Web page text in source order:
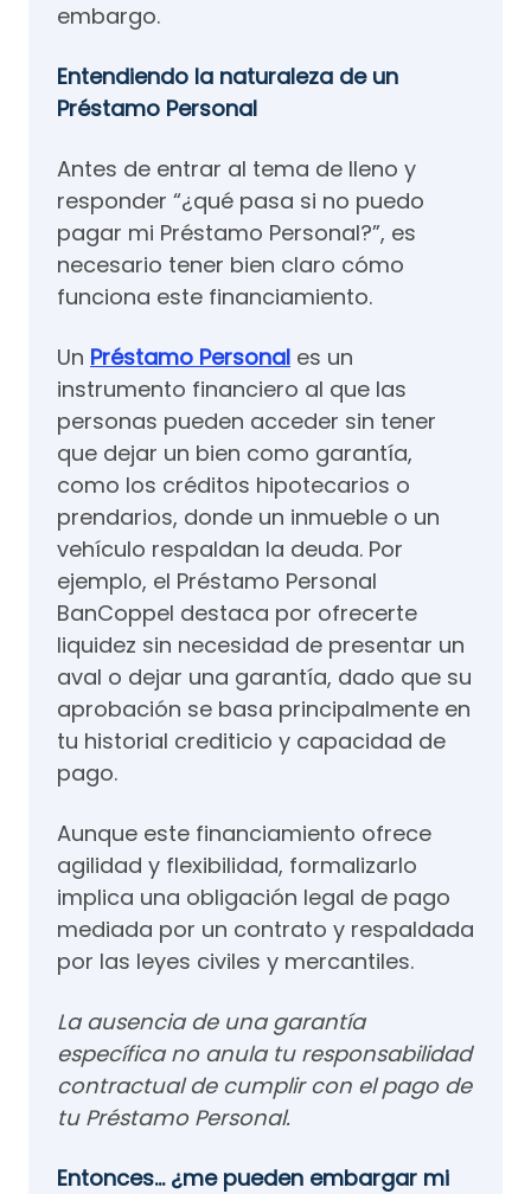
embargo.
Entendiendo la naturaleza de un
Préstamo Personal
Antes de entrar al tema de lleno y
responder “¿qué pasa si no puedo
pagar mi Préstamo Personal?”, es
necesario tener bien claro cómo
funciona este financiamiento.
Un Préstamo Personal es un
instrumento financiero al que las
personas pueden acceder sin tener
que dejar un bien como garantía,
como los créditos hipotecarios o
prendarios, donde un inmueble o un
vehículo respaldan la deuda. Por
ejemplo, el Préstamo Personal
BanCoppel destaca por ofrecerte
liquidez sin necesidad de presentar un
aval o dejar una garantía, dado que su
aprobación se basa principalmente en
tu historial crediticio y capacidad de
pago.
Aunque este financiamiento ofrece
agilidad y flexibilidad, formalizarlo
implica una obligación legal de pago
mediada por un contrato y respaldada
por las leyes civiles y mercantiles.
La ausencia de una garantía
específica no anula tu responsabilidad
contractual de cumplir con el pago de
tu Préstamo Personal.
Entonces… ¿me pueden embargar mi